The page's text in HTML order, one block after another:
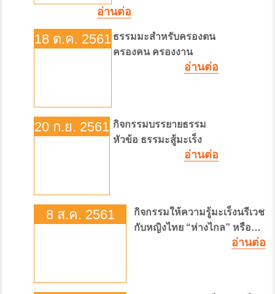
ข้อ”
อ่านต่อ
18 ต.ค. 2561 ธรรมมะสำหรับครองตน
ครองคน ครองงาน
อ่านต่อ
20 ก.ย. 2561 กิจกรรมบรรยายธรรม
หัวข้อ ธรรมะสู้มะเร็ง
อ่านต่อ
8 ส.ค. 2561
กิจกรรมให้ความรู้มะเร็งนรีเวช
กับหญิงไทย “ห่างไกล” หรือ
ต้อง “ห่วงกัน” ณ บริษัทอ่านต่อ